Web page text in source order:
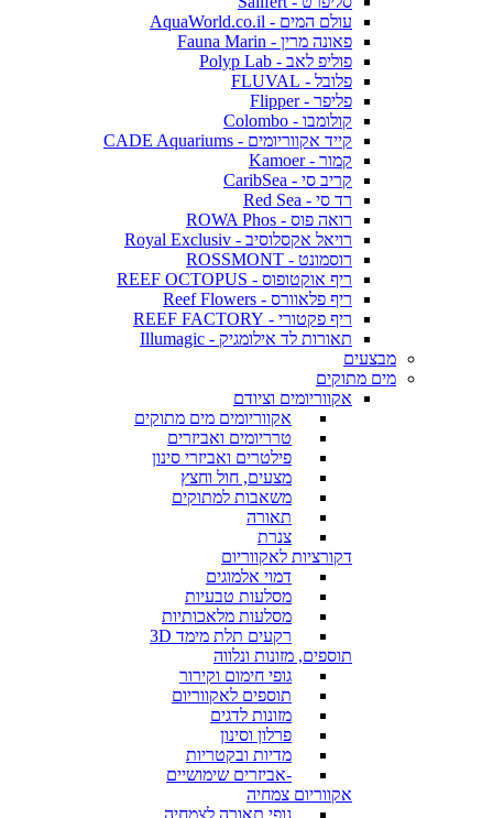
עולם המים - AquaWorld.co.il
פאונה מרין - Fauna Marin
פוליפ לאב - Polyp Lab
פלובל - FLUVAL
פליפר - Flipper
קולומבו - Colombo
קייד אקווריומים - CADE Aquariums
קמור - Kamoer
קריב סי - CaribSea
רד סי - Red Sea
רואה פוס - ROWA Phos
רויאל אקסלוסיב - Royal Exclusiv
רוסמונט - ROSSMONT
ריף אוקטופוס - REEF OCTOPUS
ריף פלאוורס - Reef Flowers
ריף פקטורי - REEF FACTORY
תאורות לד אילומגיק - Illumagic
מבצעים
מים מתוקים
אקווריומים וציודם
אקווריומים מים מתוקים
טרריומים ואביזרים
פילטרים ואביזרי סינון
מצעים, חול וחצץ
משאבות למתוקים
תאורה
צנרת
דקורציות לאקווריום
דמוי אלמוגים
מסלעות טבעיות
מסלעות מלאכותיות
רקעים תלת מימד 3D
תוספים, מזונות ונלווה
גופי חימום וקירור
תוספים לאקווריום
מזונות לדגים
פרלון וסינון
מדיות ובקטריות
-אביזרים שימושיים
אקווריום צמחיה
גופי תאורה לצמחיה